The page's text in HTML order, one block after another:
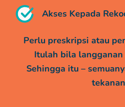
Akses Kepada
Perlu preskripsi atau
Itulah bila
Sehingga itu –